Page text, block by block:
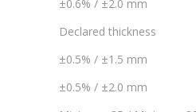
±0.6% / ±2.0 mm
Declared thickness
±0.5% / ±1.5 mm
±0.5% / ±2.0 mm